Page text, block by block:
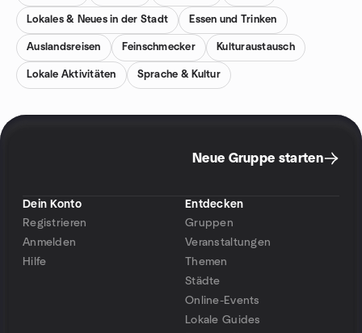
Lokales & Neues in der Stadt Essen und Trinken
Auslandsreisen Feinschmecker Kulturaustausch
Lokale Aktivitäten Sprache & Kultur
Neue Gruppe starten
Dein Konto
Registrieren
Anmelden
Hilfe
Entdecken
Gruppen
Veranstaltungen
Themen
Städte
Online-Events
Lokale Guides